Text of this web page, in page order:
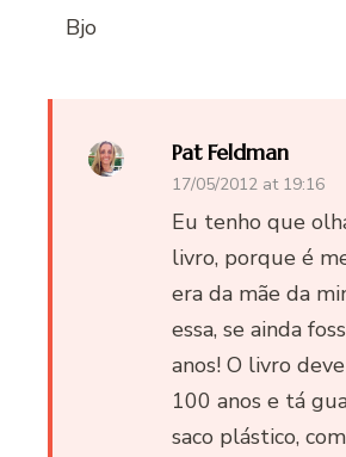
Bjo
Pat Feldman
17/05/2012 at 19:16
Eu tenho que
livro, porque é
era da mãe da
essa, se ainda
anos! O livro
100 anos e tá
saco plástico,